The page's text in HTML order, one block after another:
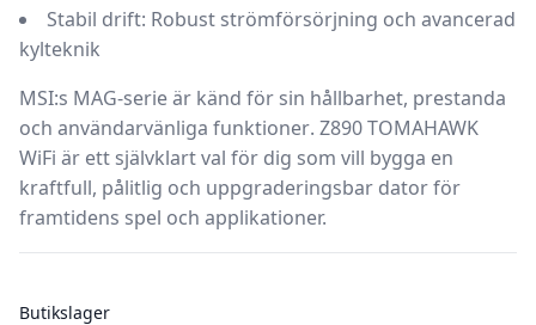
Stabil drift: Robust strömförsörjning och avancerad
kylteknik
MSI:s MAG-serie är känd för sin hållbarhet, prestanda
och användarvänliga funktioner. Z890 TOMAHAWK
WiFi är ett självklart val för dig som vill bygga en
kraftfull, pålitlig och uppgraderingsbar datorför
framtidens spel och applikationer.
Butikslager